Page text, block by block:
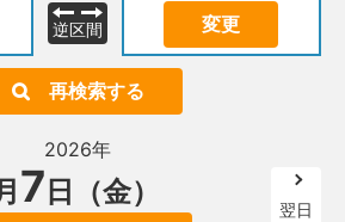
逆区間 変更
再検索する
2026年
7 日（金） 翌日